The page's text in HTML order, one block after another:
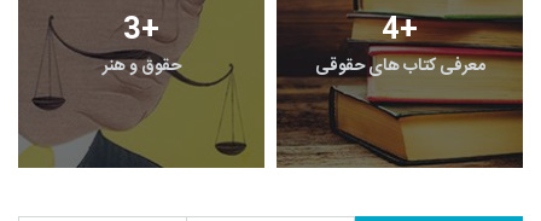
3+
حقوق و هنر
4+
معرفی کتاب های حقوقی